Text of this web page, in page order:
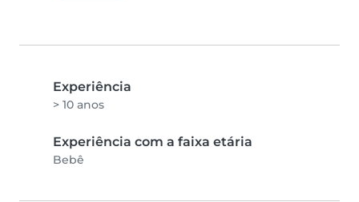
Experiência
> 10 anos
Experiência com a faixa etária
Bebê